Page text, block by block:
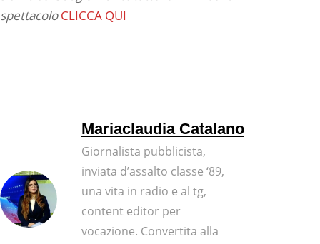
spettacoloCLICCA QUI
Mariaclaudia Catalano
Giornalista pubblicista,
inviata d’assalto classe ‘89,
una vita in radio e al tg,
content editor per
vocazione. Convertita alla